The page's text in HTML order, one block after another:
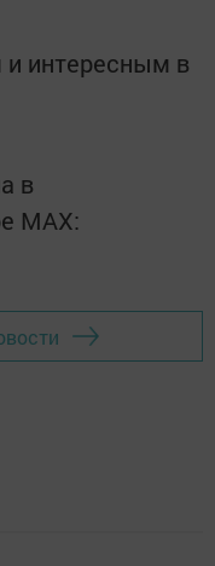
интересным в
в
MАХ: